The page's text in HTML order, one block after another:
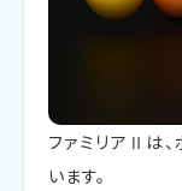
ファミリアⅡは
います。